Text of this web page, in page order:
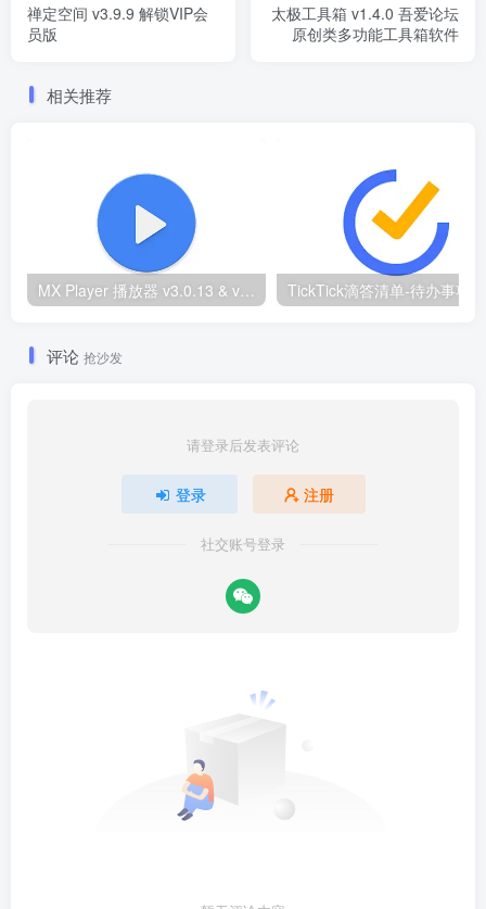
禅定空间 v3.9.9 解锁VIP会
员版
太极工具箱 v1.4.0 吾爱论坛
原创类多功能工具箱软件
相关推荐
MX Player 播放器 v3.0.13 & v1.86.0纪念版 去广告解锁Pro专业版
评论 抢沙发
请登录后发表评论
登录 注册
社交账号登录